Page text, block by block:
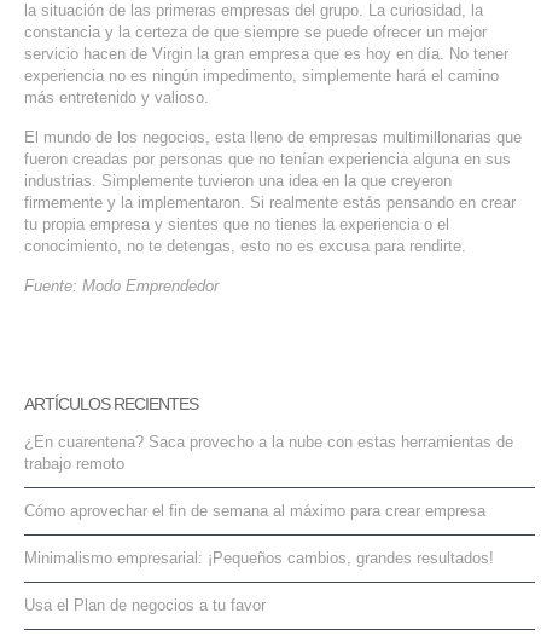
la situación de las primeras empresas del grupo. La curiosidad, la
constancia y la certeza de que siempre se puede ofrecer un mejor
servicio hacen de Virgin la gran empresa que es hoy en día. No tener
experiencia no es ningún impedimento, simplemente hará el camino
más entretenido y valioso.
El mundo de los negocios, esta lleno de empresas multimillonarias que
fueron creadas por personas que no tenían experiencia alguna en sus
industrias. Simplemente tuvieron una idea en la que creyeron
firmemente y la implementaron. Si realmente estás pensando en crear
tu propia empresa y sientes que no tienes la experiencia o el
conocimiento, no te detengas, esto no es excusa para rendirte.
Fuente: Modo Emprendedor
ARTÍCULOS RECIENTES
¿En cuarentena? Saca provecho a la nube con estas herramientas de
trabajo remoto
Cómo aprovechar el fin de semana al máximo para crear empresa
Minimalismo empresarial: ¡Pequeños cambios, grandes resultados!
Usa el Plan de negocios a tu favor